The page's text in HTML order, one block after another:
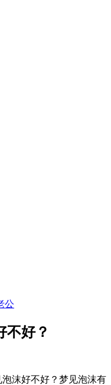
公
不好？
沫好不好？梦见泡沫有